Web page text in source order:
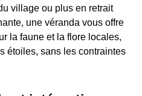
village ou plus en retrait
une véranda vous offre
la faune et la flore locales,
étoiles, sans les contraintes